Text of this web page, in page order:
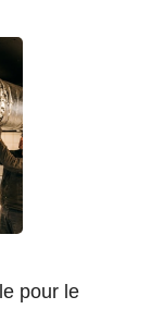
pour le